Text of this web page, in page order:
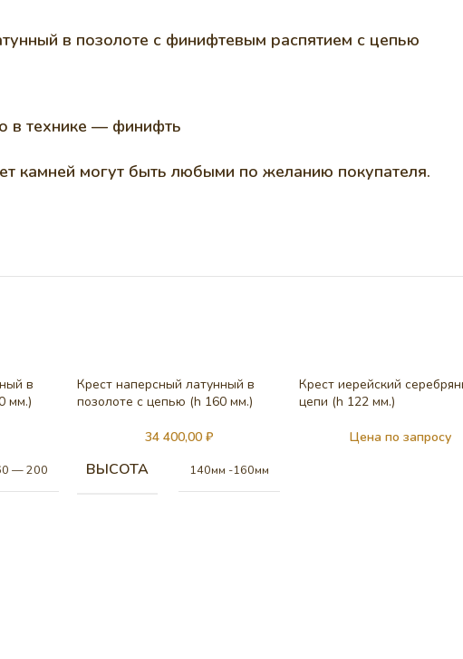
в позолоте с финифтевым распятием с цепью
в технике — финифть
камней могут быть любыми по желанию покупателя.
в
мм.)
— 200
Крест наперсный латунный в
позолоте с цепью (h 160 мм.)
34 400,00₽
ВЫСОТА 140мм -160мм
Крест иерейский
цепи (h 122 мм.)
Цена по запросу